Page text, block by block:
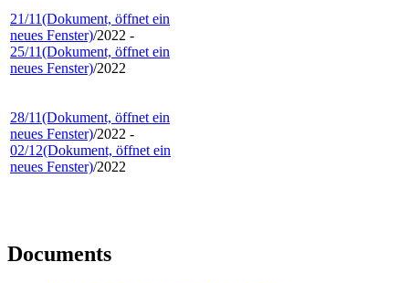
21/11(Dokument, öffnet ein
neues Fenster)/2022 -
25/11(Dokument, öffnet ein
neues Fenster)/2022
28/11(Dokument, öffnet ein
neues Fenster)/2022 -
02/12(Dokument, öffnet ein
neues Fenster)/2022
Documents